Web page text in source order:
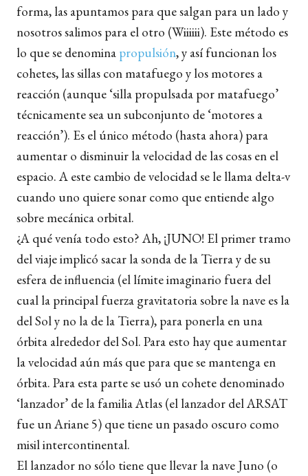
forma, las apuntamos para que salgan para un lado y
nosotros salimos para el otro (Wiiiiii). Este método es
lo que se denomina propulsión,y así funcionan los
cohetes, las sillas con matafuego y los motores a
reacción (aunque ‘silla propulsada por matafuego’
técnicamente sea un subconjunto de ‘motores a
reacción’). Es el único método (hasta ahora) para
aumentar o disminuir la velocidad de las cosas en el
espacio. A este cambio de velocidad se le llama delta-v
cuando uno quiere sonar como que entiende algo
sobre mecánica orbital.
¿A qué venía todo esto? Ah, ¡JUNO! El primer tramo
del viaje implicó sacar la sonda de la Tierra y de su
esfera de influencia (el límite imaginario fuera del
cual la principal fuerza gravitatoria sobre la nave es la
del Sol y no la de la Tierra), para ponerla en una
órbita alrededor del Sol. Para esto hay que aumentar
la velocidad aún más que para que se mantenga en
órbita. Para esta parte se usó un cohete denominado
‘lanzador’ de la familia Atlas (el lanzador del ARSAT
fue un Ariane 5) que tiene un pasado oscuro como
misil intercontinental.
El lanzador no sólo tiene que llevar la nave Juno (o